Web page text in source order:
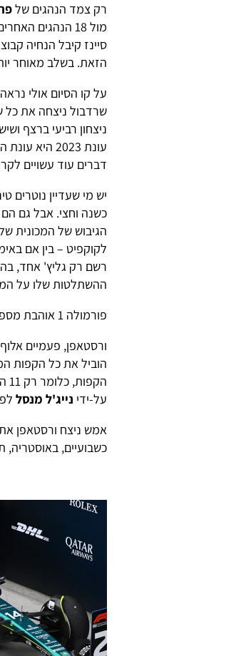
רק צמד הנהגים של
מול 18 הנהגים
סיינז קיבל הנחיה
הזאת. בשלב מאוחר
על קו הסיום אולי
שרדבול ניצחה את כל
ניצחון רביעי ברצף
דברים עוד עשויים
יש מי שעדיין נוטרים
כשנה וחצי. אבל גם
הגיבוש של המכונית
לקוקפיט – בין אם
ההשתלטות שלו על
פורמולה 1 אוהבת מספרים וסטטיסטיקות, אז מה דעתכם על הנתון הזה?
ורסטאפן, פעמיים
על-ידי נייג'ל מנסללפני
כשבועיים,